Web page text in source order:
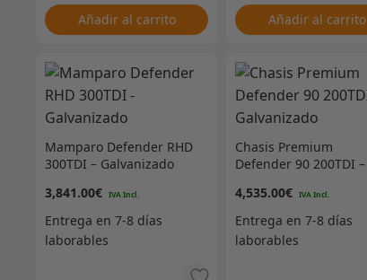
Añadir al carrito Añadir al carrito
Mamparo Defender RHD
300TDI – Galvanizado
3,841.00€
Chasis Premium
Defender 90 200TDI –
4,535.00€